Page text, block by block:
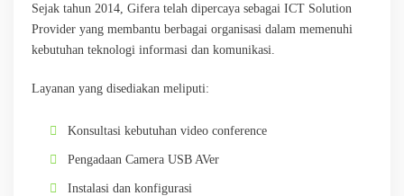
Sejak tahun 2014, Gifera telah dipercaya sebagai ICT Solution
Provider yang membantu berbagai organisasi dalam memenuhi
kebutuhan teknologi informasi dan komunikasi.
Layanan yang disediakan meliputi:
Konsultasi kebutuhan video conference
Pengadaan Camera USB AVer
Instalasi dan konfigurasi